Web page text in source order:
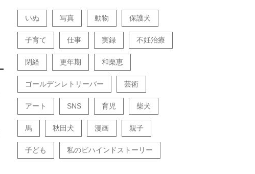
いぬ 写真 動物 保護犬
子育て 仕事 実録 不妊治療
閉経 更年期 和栗恵
ゴールデンレトリーバー 芸術
アート SNS 育児 柴犬
馬 秋田犬 漫画 親子
子ども 私のビハインドストーリー